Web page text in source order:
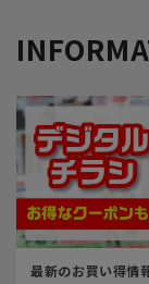
最新のお買い得情